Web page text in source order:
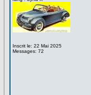
Inscrit le: 22 Mai 2025
Messages: 72